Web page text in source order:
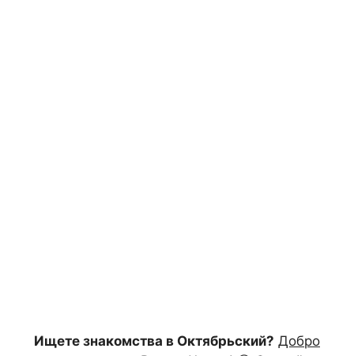
Ищете знакомства в Октябрьский? Добро